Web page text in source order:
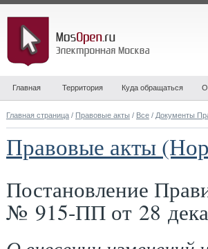
Главная Территория Куда обращаться
Главная страница / Правовые акты / Все / Документы
Правовые акты
Постановление
№ 915-ПП от 28